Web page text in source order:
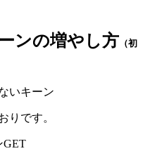
ンの増やし方 （初
いキーン
りです。
GET